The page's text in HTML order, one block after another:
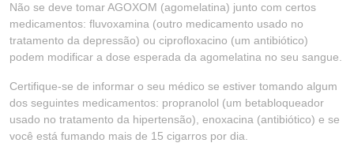
Não se deve tomar AGOXOM (agomelatina) junto com certos
medicamentos: fluvoxamina (outro medicamento usado no
tratamento da depressão) ou ciprofloxacino (um antibiótico)
podem modificar a dose esperada da agomelatina no seu sangue.
Certifique-se de informar o seu médico se estiver tomando algum
dos seguintes medicamentos: propranolol (um betabloqueador
usado no tratamento da hipertensão), enoxacina (antibiótico) e se
você está fumando mais de 15 cigarros por dia.